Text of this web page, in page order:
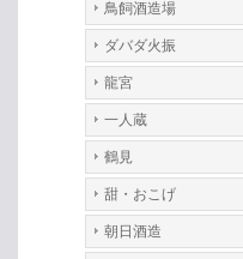
鳥飼酒造場
ダバダ火振
龍宮
一人蔵
鶴見
甜・おこげ
朝日酒造